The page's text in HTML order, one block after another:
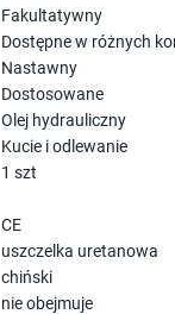
Fakultatywny
Dostępne w różnych
Nastawny
Dostosowane
Olej hydrauliczny
Kucie i odlewanie
1 szt
CE
uszczelka uretanowa
chiński
nie obejmuje